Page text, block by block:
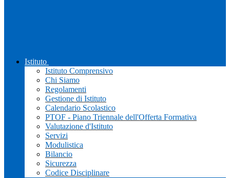
Istituto
Istituto Comprensivo
Chi Siamo
Regolamenti
Gestione di Istituto
Calendario Scolastico
PTOF - Piano Triennale dell'Offerta Formativa
Valutazione d'Istituto
Servizi
Modulistica
Bilancio
Sicurezza
Codice Disciplinare